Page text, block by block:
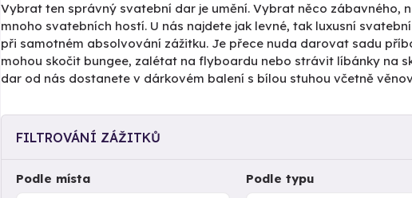
Vybrat ten správný svatební dar je umění. Vybrat něco zábavného,
mnoho svatebních hostí. U nás najdete jak levné, tak luxusní
při samotném absolvování zážitku. Je přece nuda darovat sadu
mohou skočit bungee, zalétat na flyboardu nebo strávit líbánky na
dar od nás dostanete v dárkovém balení s bílou stuhou včetně
FILTROVÁNÍ ZÁŽITKŮ
Podle místa Podle typu